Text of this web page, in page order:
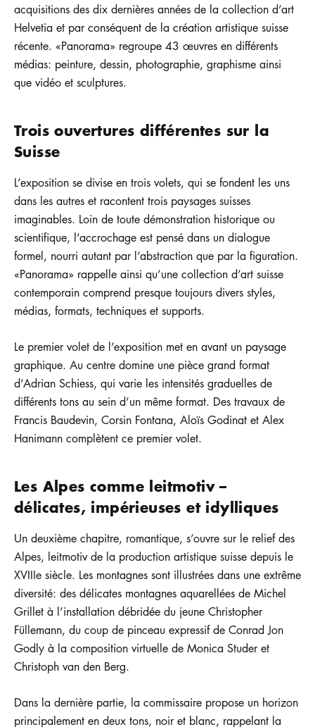
acquisitions des dix dernières années de la collection d’art
Helvetia et par conséquent de la création artistique suisse
récente. «Panorama» regroupe 43 œuvres en différents
médias: peinture, dessin, photographie, graphisme ainsi
que vidéo et sculptures.
Trois ouvertures différentes sur la
Suisse
L’exposition se divise en trois volets, qui se fondent les uns
dans les autres et racontent trois paysages suisses
imaginables. Loin de toute démonstration historique ou
scientifique, l’accrochage est pensé dans un dialogue
formel, nourri autant par l’abstraction que par la figuration.
«Panorama» rappelle ainsi qu’une collection d’art suisse
contemporain comprend presque toujours divers styles,
médias, formats, techniques et supports.
Le premier volet de l’exposition met en avant un paysage
graphique. Au centre domine une pièce grand format
d’Adrian Schiess, qui varie les intensités graduelles de
différents tons au sein d’un même format. Des travaux de
Francis Baudevin, Corsin Fontana, Aloïs Godinat et Alex
Hanimann complètent ce premier volet.
Les Alpes comme leitmotiv –
délicates, impérieuses et idylliques
Un deuxième chapitre, romantique, s’ouvre sur le relief des
Alpes, leitmotiv de la production artistique suisse depuis le
XVIIIe siècle. Les montagnes sont illustrées dans une extrême
diversité: des délicates montagnes aquarellées de Michel
Grillet à l’installation débridée du jeune Christopher
Füllemann, du coup de pinceau expressif de Conrad Jon
Godly à la composition virtuelle de Monica Studer et
Christoph van den Berg.
Dans la dernière partie, la commissaire propose un horizon
principalement en deux tons, noir et blanc, rappelant la